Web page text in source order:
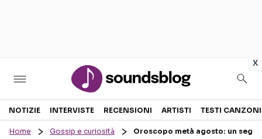
x
Sezioni
NOTIZIE INTERVISTE RECENSIONI ARTISTI TESTI CANZONI
Home Gossip e curiosità Oroscopo metà agosto: un